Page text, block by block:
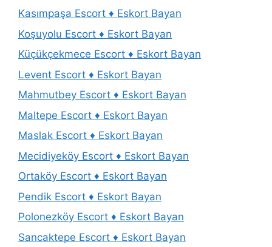
Kasımpaşa Escort ♦️ Eskort Bayan
Koşuyolu Escort ♦️ Eskort Bayan
Küçükçekmece Escort ♦️ Eskort Bayan
Levent Escort ♦️ Eskort Bayan
Mahmutbey Escort ♦️ Eskort Bayan
Maltepe Escort ♦️ Eskort Bayan
Maslak Escort ♦️ Eskort Bayan
Mecidiyeköy Escort ♦️ Eskort Bayan
Ortaköy Escort ♦️ Eskort Bayan
Pendik Escort ♦️ Eskort Bayan
Polonezköy Escort ♦️ Eskort Bayan
Sancaktepe Escort ♦️ Eskort Bayan